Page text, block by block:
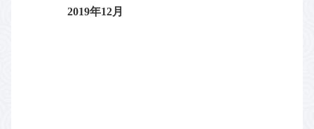
2019年12月